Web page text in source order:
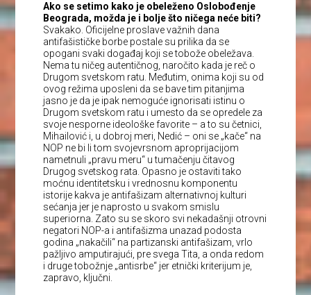
Ako se setimo kako je obeleženo Oslobođenje
Beograda, možda je i bolje što ničega neće biti?
Svakako. Oficijelne proslave važnih dana
antifašističke borbe postale su prilika da se
opogani svaki događaj koji se tobože obeležava.
Nema tu ničeg autentičnog, naročito kada je reč o
Drugom svetskom ratu. Međutim, onima koji su od
ovog režima uposleni da se bave tim pitanjima
jasno je da je ipak nemoguće ignorisati istinu o
Drugom svetskom ratu i umesto da se opredele za
svoje nesporne ideološke favorite – a to su četnici,
Mihailović i, u dobroj meri, Nedić – oni se „kače“ na
NOP ne bi li tom svojevrsnom aproprijacijom
nametnuli „pravu meru“ u tumačenju čitavog
Drugog svetskog rata. Opasno je ostaviti tako
moćnu identitetsku i vrednosnu komponentu
istorije kakva je antifašizam alternativnoj kulturi
sećanja jer je naprosto u svakom smislu
superiorna. Zato su se skoro svi nekadašnji otrovni
negatori NOP-a i antifašizma unazad podosta
godina „nakačili“ na partizanski antifašizam, vrlo
pažljivo amputirajući, pre svega Tita, a onda redom
i druge tobožnje „antisrbe“ jer etnički kriterijum je,
zapravo, ključni.